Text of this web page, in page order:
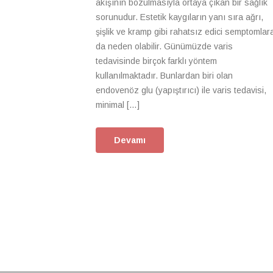
akışının bozulmasıyla ortaya çıkan bir sağlık
sorunudur. Estetik kaygıların yanı sıra ağrı,
şişlik ve kramp gibi rahatsız edici
da neden olabilir. Günümüzde varis
tedavisinde birçok farklı yöntem
kullanılmaktadır. Bunlardan biri olan
endovenöz glu (yapıştırıcı) ile varis tedavisi,
minimal […]
Devamı